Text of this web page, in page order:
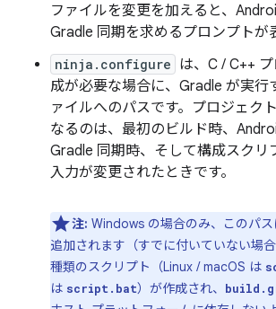
ファイルを変更を加えると、
Gradle 同期を求めるプロンプトが
ninja.configure は、C / C++
成が必要な場合に、Gradle が実行
ァイルへのパスです。プロジェク
なるのは、最初のビルド時、
Gradle 同期時、そして構成スクリ
入力が変更されたときです。
注: Windows の場合のみ、このパ
追加されます（すでに付いていない場
種類のスクリプト（Linux / macOS は
は script.bat）が作成され、